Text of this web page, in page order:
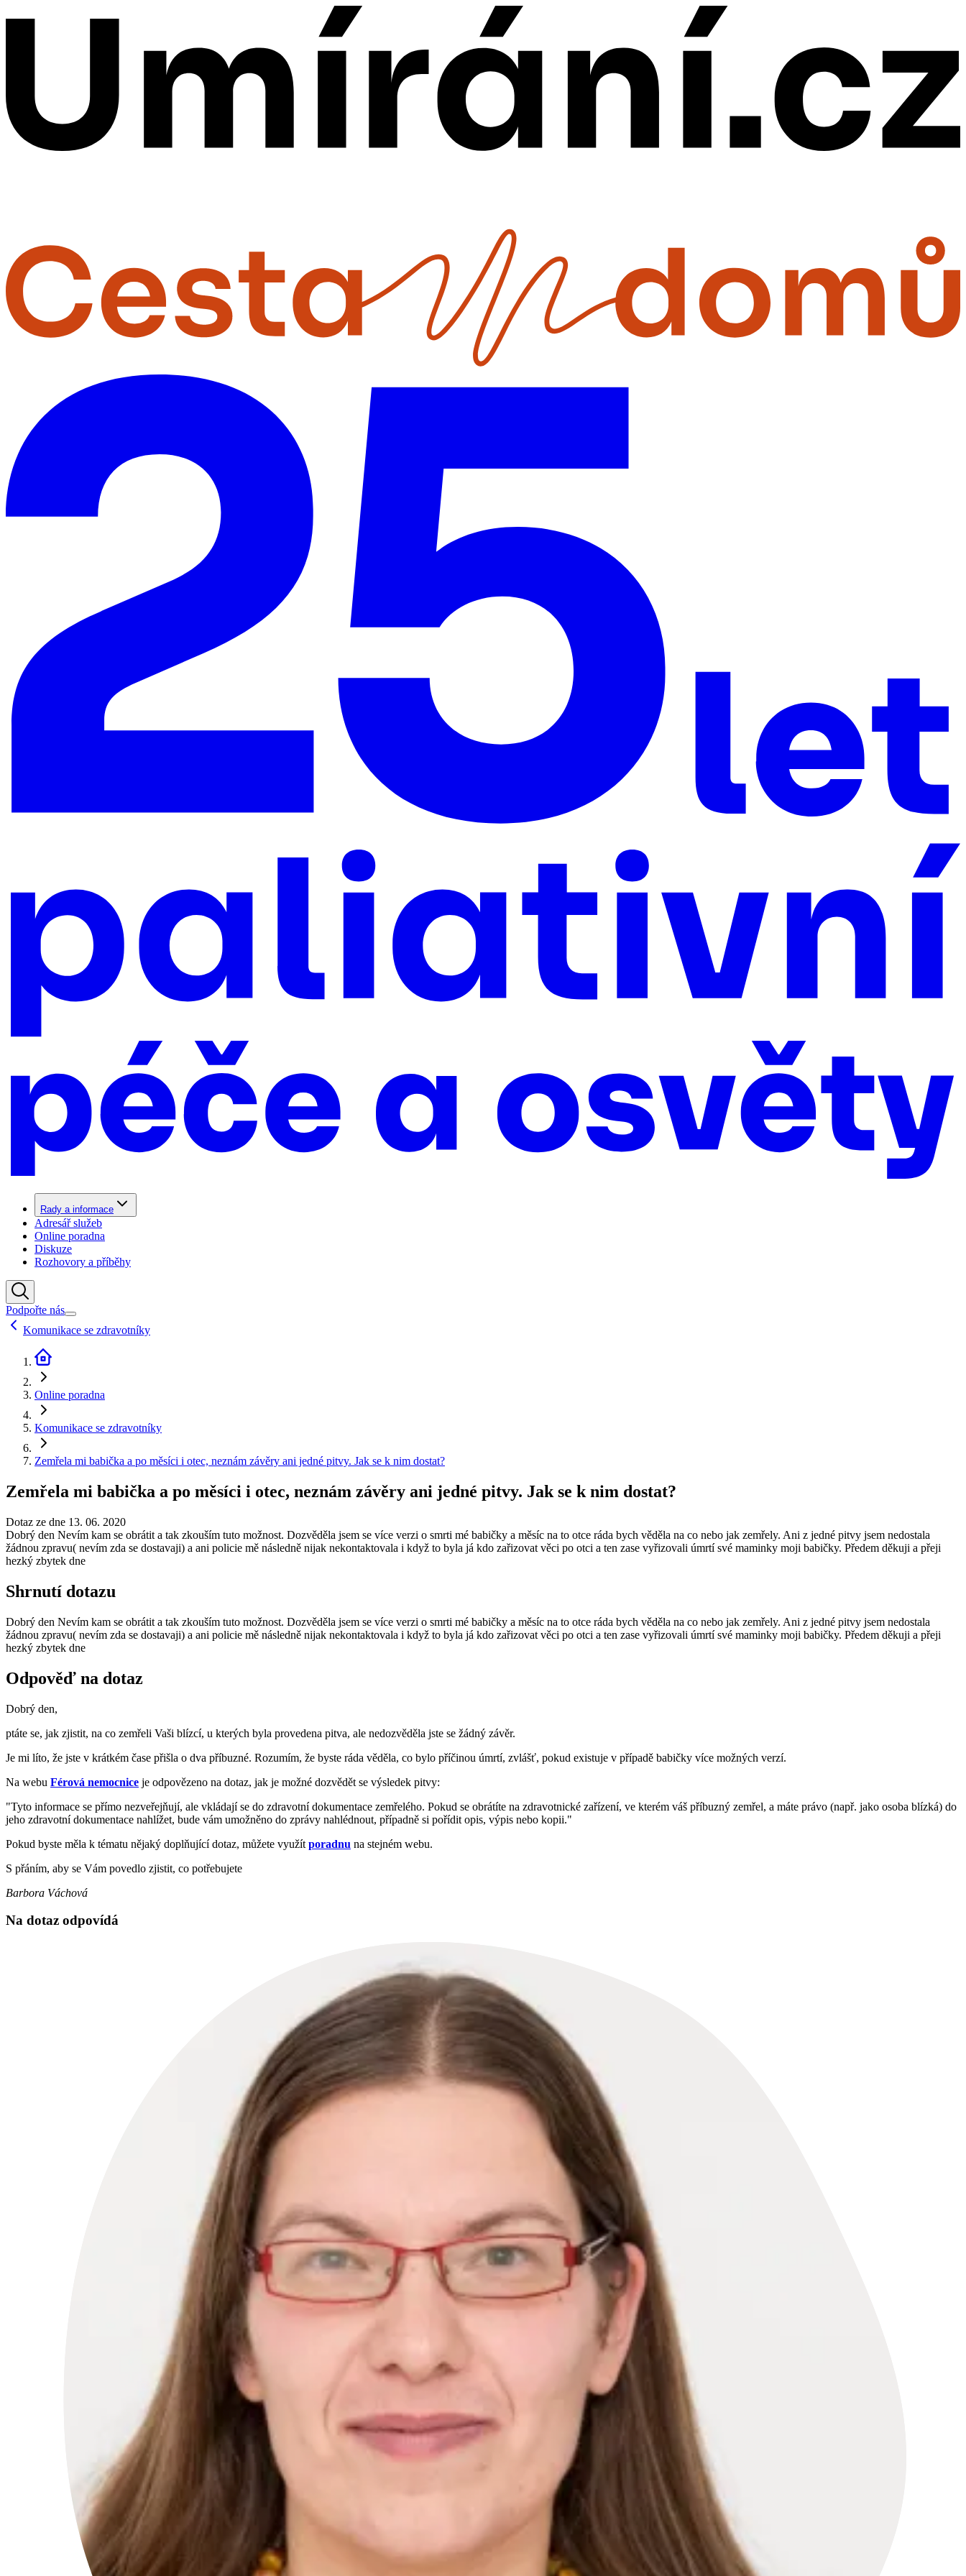
Rady a informace
Adresář služeb
Online poradna
Diskuze
Rozhovory a příběhy
Podpořte nás
Komunikace se zdravotníky
Online poradna
Komunikace se zdravotníky
Zemřela mi babička a po měsíci i otec, neznám závěry ani jedné pitvy. Jak se k nim dostat?
Zemřela mi babička a po měsíci i otec, neznám závěry ani jedné pitvy. Jak se k nim dostat?
Dotaz ze dne 13. 06. 2020
Dobrý den Nevím kam se obrátit a tak zkouším tuto možnost. Dozvěděla jsem se více verzi o smrti mé babičky a měsíc na to otce ráda bych věděla na co nebo jak zemřely. Ani z jedné pitvy jsem nedostala
žádnou zpravu( nevím zda se dostavaji) a ani policie mě následně nijak nekontaktovala i když to byla já kdo zařizovat věci po otci a ten zase vyřizovali úmrtí své maminky moji babičky. Předem děkuji a přeji
hezký zbytek dne
Shrnutí dotazu
Dobrý den Nevím kam se obrátit a tak zkouším tuto možnost. Dozvěděla jsem se více verzi o smrti mé babičky a měsíc na to otce ráda bych věděla na co nebo jak zemřely. Ani z jedné pitvy jsem nedostala
žádnou zpravu( nevím zda se dostavaji) a ani policie mě následně nijak nekontaktovala i když to byla já kdo zařizovat věci po otci a ten zase vyřizovali úmrtí své maminky moji babičky. Předem děkuji a přeji
hezký zbytek dne
Odpověď na dotaz
Dobrý den,
ptáte se, jak zjistit, na co zemřeli Vaši blízcí, u kterých byla provedena pitva, ale nedozvěděla jste se žádný závěr.
Je mi líto, že jste v krátkém čase přišla o dva příbuzné. Rozumím, že byste ráda věděla, co bylo příčinou úmrtí, zvlášť, pokud existuje v případě babičky více možných verzí.
Na webu Férová nemocnice je odpovězeno na dotaz, jak je možné dozvědět se výsledek pitvy:
"Tyto informace se přímo nezveřejňují, ale vkládají se do zdravotní dokumentace zemřelého. Pokud se obrátíte na zdravotnické zařízení, ve kterém váš příbuzný zemřel, a máte právo (např. jako osoba blízká) do
jeho zdravotní dokumentace nahlížet, bude vám umožněno do zprávy nahlédnout, případně si pořídit opis, výpis nebo kopii."
Pokud byste měla k tématu nějaký doplňující dotaz, můžete využít poradnu na stejném webu.
S přáním, aby se Vám povedlo zjistit, co potřebujete
Barbora Váchová
Na dotaz odpovídá